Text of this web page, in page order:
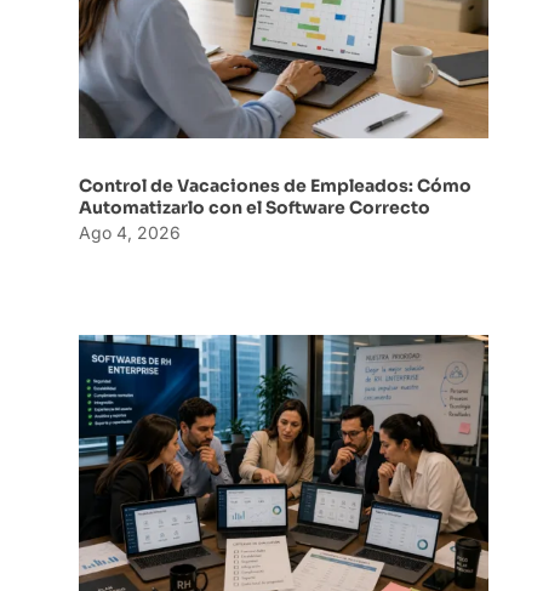
Control de Vacaciones de Empleados: Cómo
Automatizarlo con el Software Correcto
Ago 4, 2026